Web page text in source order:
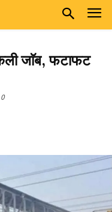
जाॅब, फटाफट
0